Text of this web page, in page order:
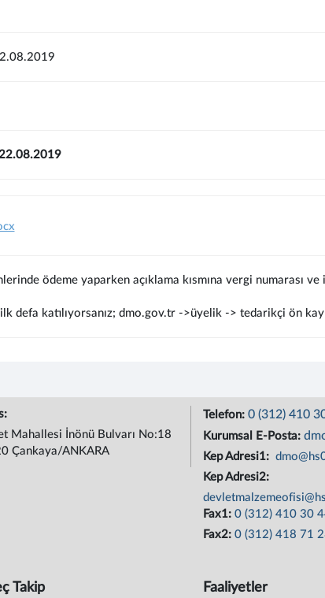
ödeme yaparken açıklama kısmına vergi numarası
defa katılıyorsanız; dmo.gov.tr ->üyelik -> tedarikçi ön
Mahallesi İnönü Bulvarı No:18
Çankaya/ANKARA
Telefon: 0 (312) 410
Kurumsal E-Posta:
Kep Adresi1:
Kep Adresi2:
Fax1: 0 (312) 410 30
Fax2: 0 (312) 418 71
Takip Faaliyetler